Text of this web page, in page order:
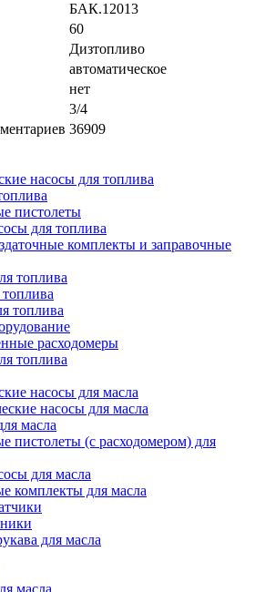
БАК.12013
60
Дизтопливо
автоматическое
нет
3/4
36909
насосы для топлива
пистолеты
для топлива
комплекты и заправочные
топлива
топлива
расходомеры
топлива
насосы для масла
насосы для масла
масла
пистолеты (с расходомером) для
для масла
комплекты для масла
для масла